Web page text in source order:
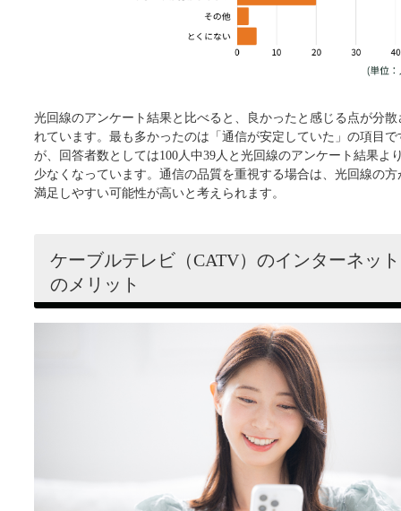
光回線のアンケート結果と比べると、良かったと感じる点が分散
れています。最も多かったのは「通信が安定していた」の項目で
が、回答者数としては100人中39人と光回線のアンケート結果よ
少なくなっています。通信の品質を重視する場合は、光回線の方
満足しやすい可能性が高いと考えられます。
ケーブルテレビ（CATV）のインターネット
のメリット